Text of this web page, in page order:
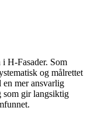
H-Fasader. Som
og målrettet
mer ansvarlig
som gir langsiktig